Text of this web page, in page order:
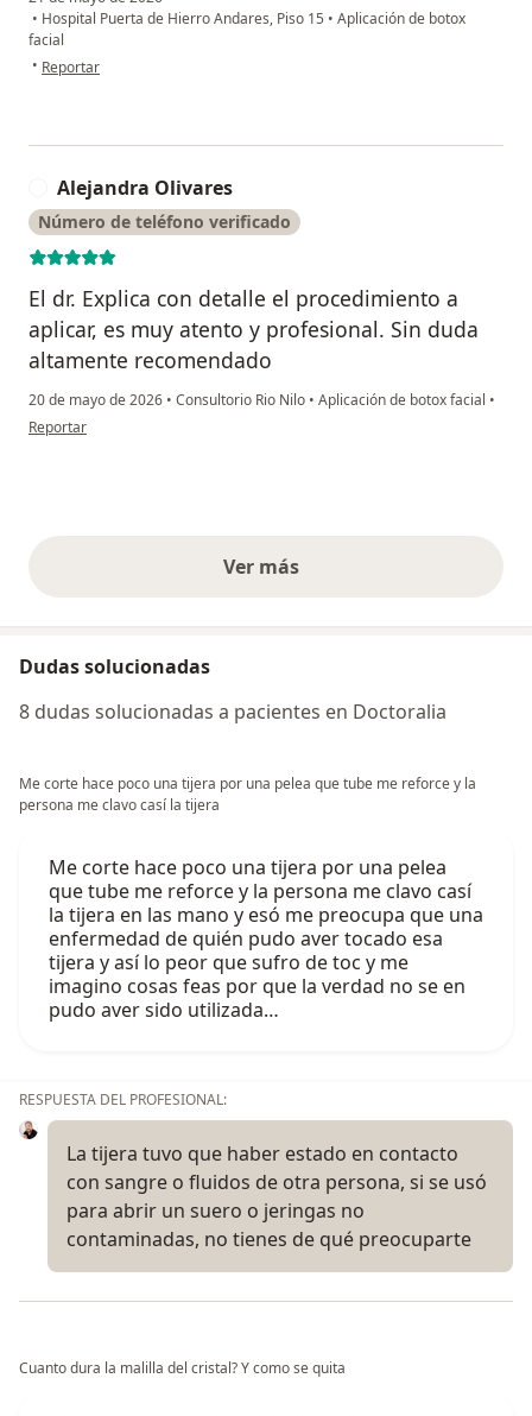
• Hospital Puerta de Hierro Andares, Piso 15 • Aplicación de botox
facial
• en opinión del usuario Ale
Reportar
Alejandra Olivares
Número de teléfono verificado
El dr. Explica con detalle el procedimiento a
aplicar, es muy atento y profesional. Sin duda
altamente recomendado
20 de mayo de 2026 • Consultorio Rio Nilo • Aplicación de botox facial •
en opinión del usuario Alejandra Olivares
Reportar
Ver másopiniones anteriores
Dudas solucionadas
8 dudas solucionadas a pacientes en Doctoralia
Me corte hace poco una tijera por una pelea que tube me reforce y la
persona me clavo casí la tijera
Me corte hace poco una tijera por una pelea
que tube me reforce y la persona me clavo casí
la tijera en las mano y esó me preocupa que una
enfermedad de quién pudo aver tocado esa
tijera y así lo peor que sufro de toc y me
imagino cosas feas por que la verdad no se en
pudo aver sido utilizada…
RESPUESTA DEL PROFESIONAL:
La tijera tuvo que haber estado en contacto
con sangre o fluidos de otra persona, si se usó
para abrir un suero o jeringas no
contaminadas, no tienes de qué preocuparte
Cuanto dura la malilla del cristal? Y como se quita